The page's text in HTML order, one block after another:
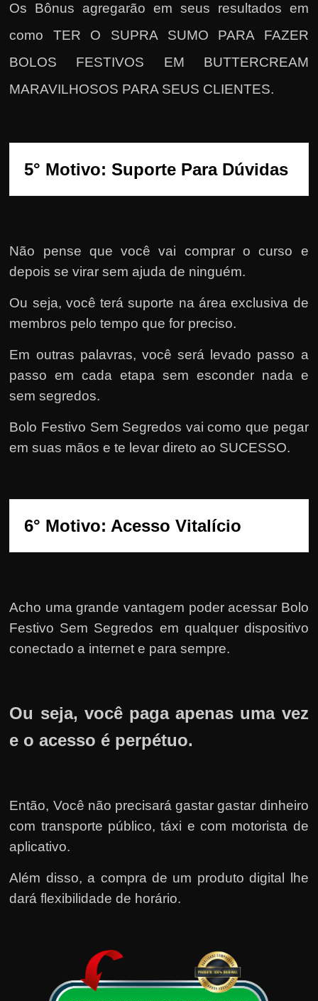
Os Bônus agregarão em seus resultados em
como TER O SUPRA SUMO PARA FAZER
BOLOS FESTIVOS EM BUTTERCREAM
MARAVILHOSOS PARA SEUS CLIENTES.
5° Motivo: Suporte Para Dúvidas
Não pense que você vai comprar o curso e
depois se virar sem ajuda de ninguém.
Ou seja, você terá suporte na área exclusiva de
membros pelo tempo que for preciso.
Em outras palavras, você será levado passo a
passo em cada etapa sem esconder nada e
sem segredos.
Bolo Festivo Sem Segredos vai como que pegar
em suas mãos e te levar direto ao SUCESSO.
6° Motivo: Acesso Vitalício
Acho uma grande vantagem poder acessar Bolo
Festivo Sem Segredos em qualquer dispositivo
conectado a internet e para sempre.
Ou seja, você paga apenas uma vez
e o acesso é perpétuo.
Então, Você não precisará gastar gastar dinheiro
com transporte público, táxi e com motorista de
aplicativo.
Além disso, a compra de um produto digital lhe
dará flexibilidade de horário.